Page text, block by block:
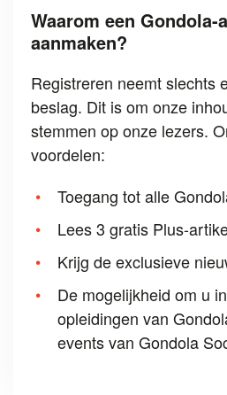
Waarom een Gondola-
aanmaken?
Registreren neemt slechts
beslag. Dit is om onze
stemmen op onze lezers.
voordelen:
Toegang tot alle
Lees 3 gratis Plus-
Krijg de exclusieve
De mogelijkheid om u
opleidingen van
events van Gondola